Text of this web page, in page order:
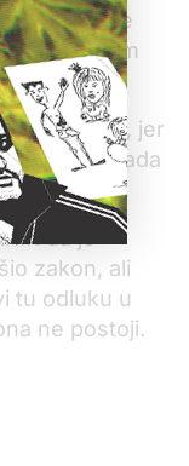
utvrdi da je
povodom
u Srbiji, jer
rekao je tada
da je
zakon, ali
tu odluku u
ne postoji.